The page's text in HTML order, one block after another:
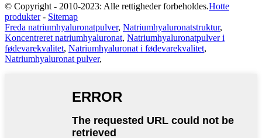
© Copyright - 2010-2023: Alle rettigheder forbeholdes.Hotte
produkter- Sitemap
Freda natriumhyaluronatpulver, Natriumhyaluronatstruktur,
Koncentreret natriumhyaluronat, Natriumhyaluronatpulver i
fødevarekvalitet, Natriumhyaluronat i fødevarekvalitet,
Natriumhyaluronat pulver,